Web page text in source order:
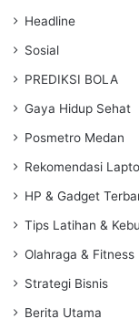
Headline
Sosial
PREDIKSI BOLA
Gaya Hidup Sehat
Posmetro Medan
Rekomendasi
HP & Gadget
Tips Latihan &
Olahraga & Fitness
Strategi Bisnis
Berita Utama